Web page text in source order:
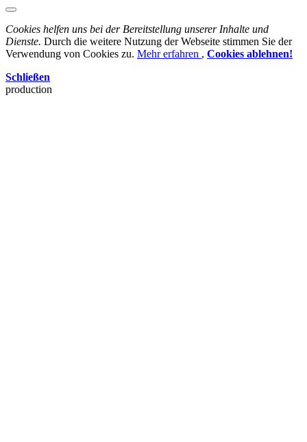
Cookies helfen uns bei der Bereitstellung unserer Inhalte und
Dienste. Durch die weitere Nutzung der Webseite stimmen Sie der
Verwendung von Cookies zu. Mehr erfahren , Cookies ablehnen!
Schließen
production